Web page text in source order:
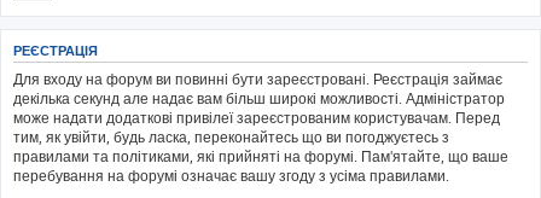
РЕЄСТРАЦІЯ
Для входу на форум ви повинні бути зареєстровані. Реєстрація займає
декілька секунд але надає вам більш широкі можливості. Адміністратор
може надати додаткові привілеї зареєстрованим користувачам. Перед
тим, як увійти, будь ласка, переконайтесь що ви погоджуєтесь з
правилами та політиками, які прийняті на форумі. Пам'ятайте, що ваше
перебування на форумі означає вашу згоду з усіма правилами.